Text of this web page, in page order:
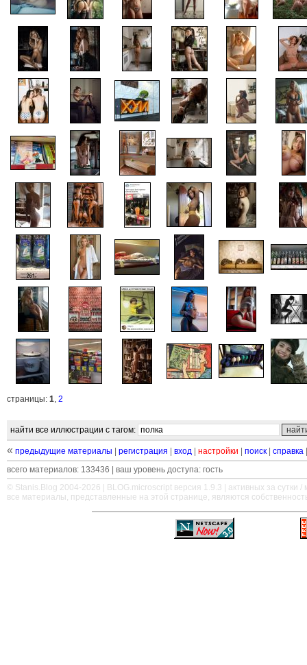
страницы: 1, 2
найти все иллюстрации с тагом:
« предыдущие материалы регистрация вход настройки поиск справка
всего материалов: 133436 | ваш уровень доступа: гость
© Stanis.Blog 2004-2026 |
BLOG.microscript версия 1.9.3 | активных за сутки /
все материалы, представленные на этой странице, являются
———————————————————